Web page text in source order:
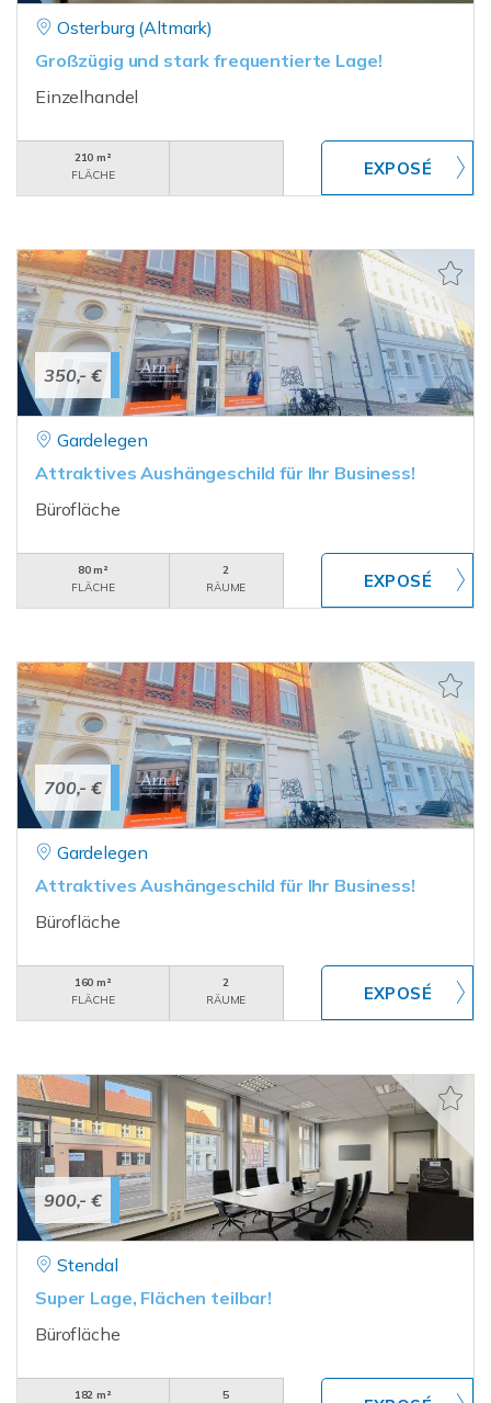
Osterburg (Altmark)
Großzügig und stark frequentierte Lage!
Einzelhandel
210 m²
FLÄCHE
350,- €
Gardelegen
Attraktives Aushängeschild für Ihr Business!
Bürofläche
80 m²
FLÄCHE
2
RÄUME
700,- €
Gardelegen
Attraktives Aushängeschild für Ihr Business!
Bürofläche
160 m²
FLÄCHE
2
RÄUME
900,- €
Stendal
Super Lage, Flächen teilbar!
Bürofläche
182 m²
5